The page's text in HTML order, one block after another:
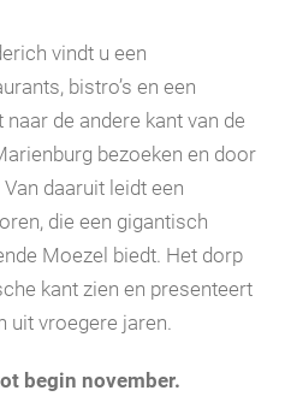
vindt u een
bistro’s en een
de andere kant van de
bezoeken en door
daaruit leidt een
die een gigantisch
Moezel biedt. Het dorp
kant zien en presenteert
uit vroegere jaren.
begin november.